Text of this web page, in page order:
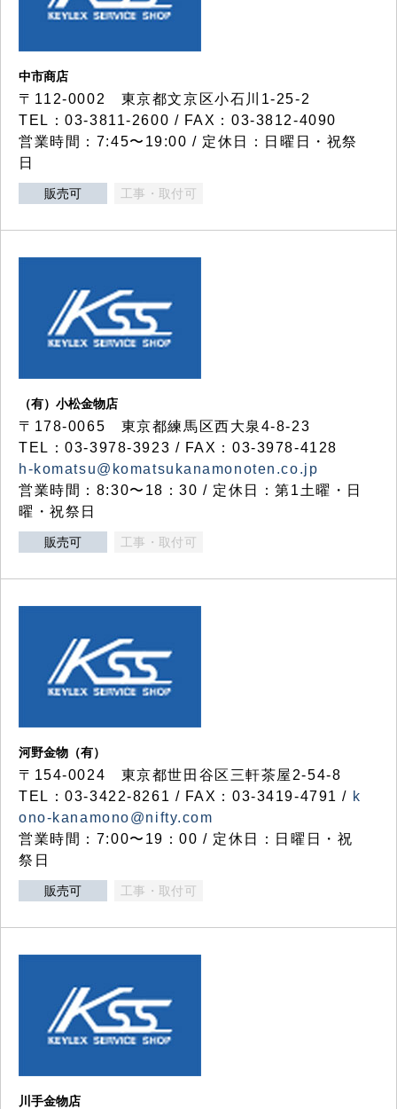
中市商店
〒112-0002 東京都文京区小石川1-25-2
TEL：03-3811-2600 / FAX：03-3812-4090
営業時間：7:45〜19:00 / 定休日：日曜日・祝祭
日
販売可 工事・取付可
（有）小松金物店
〒178-0065 東京都練馬区西大泉4-8-23
TEL：03-3978-3923 / FAX：03-3978-4128
h-komatsu@komatsukanamonoten.co.jp
営業時間：8:30〜18：30 / 定休日：第1土曜・日
曜・祝祭日
販売可 工事・取付可
河野金物（有）
〒154-0024 東京都世田谷区三軒茶屋2-54-8
TEL：03-3422-8261 / FAX：03-3419-4791 / k
ono-kanamono@nifty.com
営業時間：7:00〜19：00 / 定休日：日曜日・祝
祭日
販売可 工事・取付可
川手金物店